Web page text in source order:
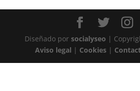
Diseñado porsocialyseo |
Aviso legal | Cookies |